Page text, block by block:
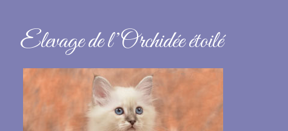
Elevage de l’Orchidée étoilé